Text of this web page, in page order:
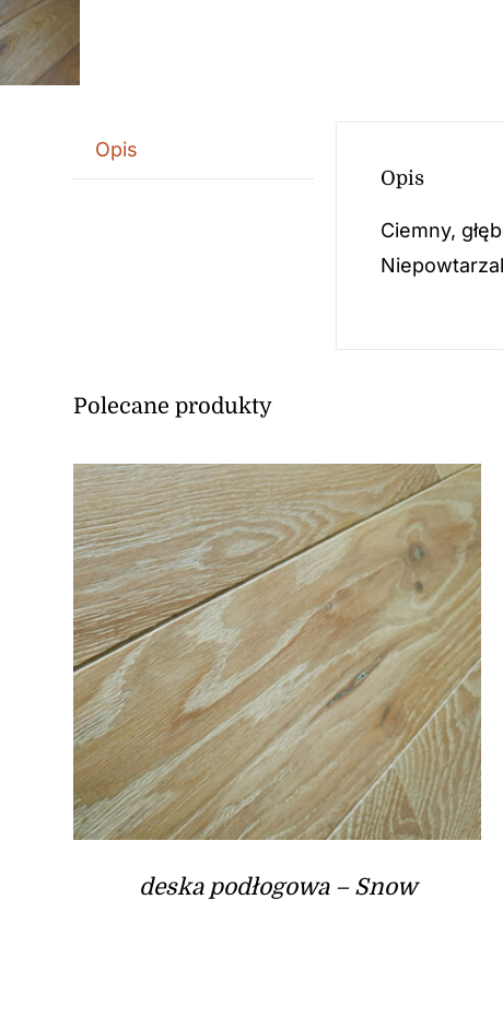
Opis
Opis
Ciemny,
Polecane produkty
deska podłogowa – Snow